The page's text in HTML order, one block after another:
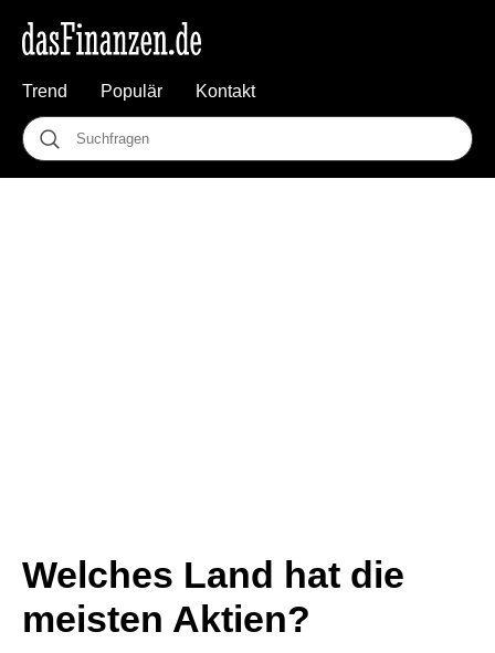
Trend Populär Kontakt
Welches Land hat die
meisten Aktien?